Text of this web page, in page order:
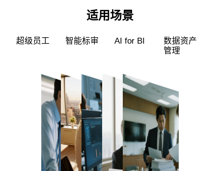
适用场景
超级员工 智能标审 AI for BI
数据资产
管理